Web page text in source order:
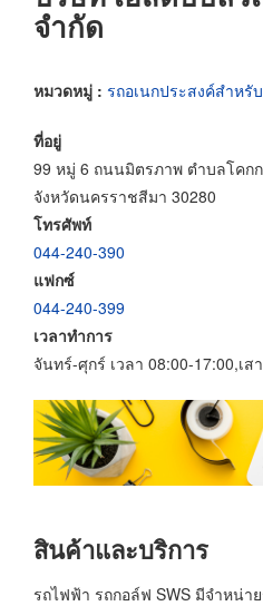
จำกัด
หมวดหมู่ : รถอเนกประสงค์สำหรั
ที่อยู่
99 หมู่ 6 ถนนมิตรภาพ ตำบลโคก
จังหวัดนครราชสีมา 30280
โทรศัพท์
044-240-390
แฟกซ์
044-240-399
เวลาทำการ
จันทร์-ศุกร์ เวลา 08:00-17:00,เส
สินค้าและบริการ
รถไฟฟ้า รถกอล์ฟ SWS มีจำหน่า